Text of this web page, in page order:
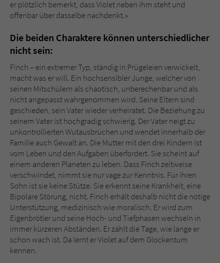
er plötzlich bemerkt, dass Violet neben ihm steht und
offenbar über dasselbe nachdenkt.»
Die beiden Charaktere können unterschiedlicher
nicht sein:
Finch – ein extremer Typ, ständig in Prügeleien verwickelt,
macht was er will. Ein hochsensibler Junge, welcher von
seinen Mitschülern als chaotisch, unberechenbar und als
nicht angepasst wahrgenommen wird. Seine Eltern sind
geschieden, sein Vater wieder verheiratet. Die Beziehung zu
seinem Vater ist hochgradig schwierig. Der Vater neigt zu
unkontrollierten Wutausbrüchen und wendet innerhalb der
Familie auch Gewalt an. Die Mutter mit den drei Kindern ist
vom Leben und den Aufgaben überfordert. Sie scheint auf
einem anderen Planeten zu leben. Dass Finch zeitweise
verschwindet, nimmt sie nur vage zur Kenntnis. Für ihren
Sohn ist sie keine Stütze. Sie erkennt seine Krankheit, eine
Bipolare Störung, nicht. Finch erhält deshalb nicht die nötige
Unterstützung, medizinisch wie moralisch. Er wird zum
Eigenbrötler und seine Hoch- und Tiefphasen wechseln in
immer kürzeren Abständen. Er zählt die Tage, wie lange er
schon wach ist. Da lernt er Violet auf dem Glockentum
kennen.
Sicherheitscode des Kontaktformulars zu
überprüfen.